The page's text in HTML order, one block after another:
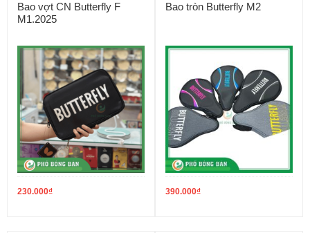
Bao vợt CN Butterfly F
M1.2025
230.000₫
Bao tròn Butterfly M2
390.000₫